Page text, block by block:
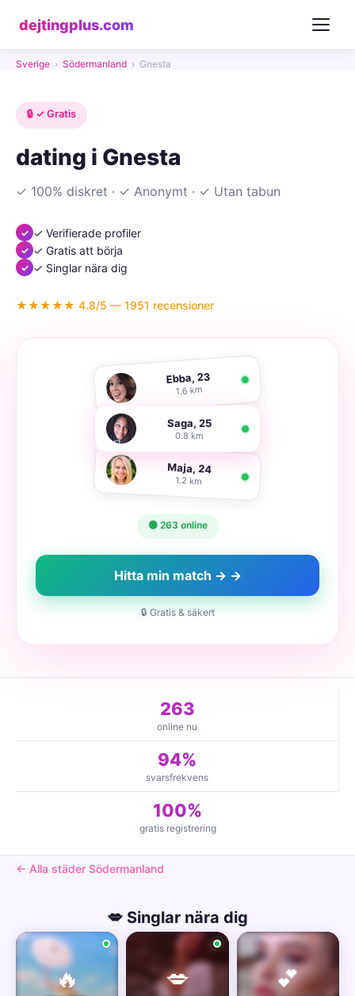
dejtingplus.com
Sverige › Södermanland › Gnesta
🔒 ✓ Gratis
dating i Gnesta
✓ 100% diskret · ✓ Anonymt · ✓ Utan tabun
✓ Verifierade profiler
✓ Gratis att börja
✓ Singlar nära dig
★★★★★ 4.8/5 — 1951 recensioner
Ebba, 23
1.6 km
Saga, 25
0.8 km
Maja, 24
1.2 km
🟢 263 online
Hitta min match → →
🔒 Gratis & säkert
263
online nu
94%
svarsfrekvens
100%
gratis registrering
← Alla städer Södermanland
💋 Singlar nära dig
🔥 💋 💕